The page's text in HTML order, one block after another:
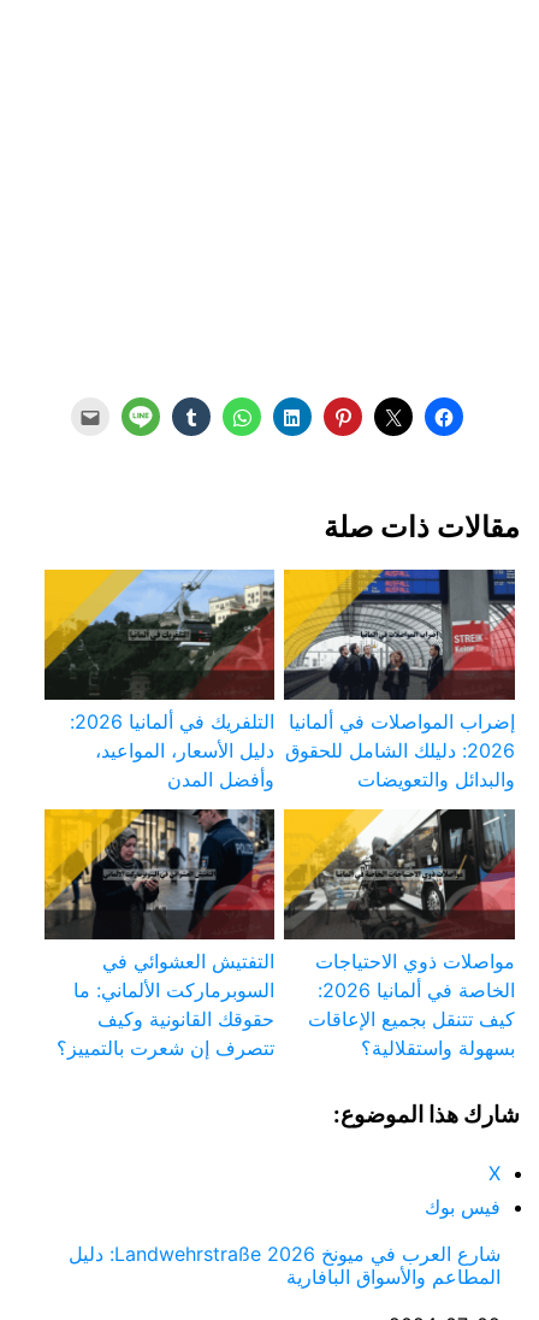
مقالات ذات صلة
إضراب المواصلات في ألمانيا
2026: دليلك الشامل للحقوق
والبدائل والتعويضات
التلفريك في ألمانيا 2026:
دليل الأسعار، المواعيد،
وأفضل المدن
مواصلات ذوي الاحتياجات
الخاصة في ألمانيا 2026:
كيف تتنقل بجميع الإعاقات
بسهولة واستقلالية؟
التفتيش العشوائي في
السوبرماركت الألماني: ما
حقوقك القانونية وكيف
تتصرف إن شعرت بالتمييز؟
شارك هذا الموضوع:
X
فيس بوك
شارع العرب في ميونخ Landwehrstraße 2026: دليل
المطاعم والأسواق البافارية